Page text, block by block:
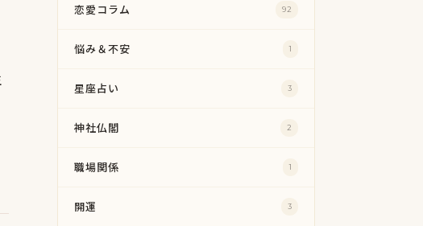
恋愛コラム 92
悩み＆不安 1
星座占い 3
神社仏閣 2
職場関係 1
開運 3